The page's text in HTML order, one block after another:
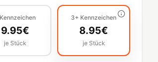
Kennzeichen
9.95€
je Stück
3+ Kennzeichen
8.95€
je Stück